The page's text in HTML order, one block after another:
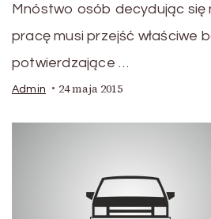
Mnóstwo osób decydując się
pracę musi przejść właściwe
potwierdzające …
Admin 24 maja 2015